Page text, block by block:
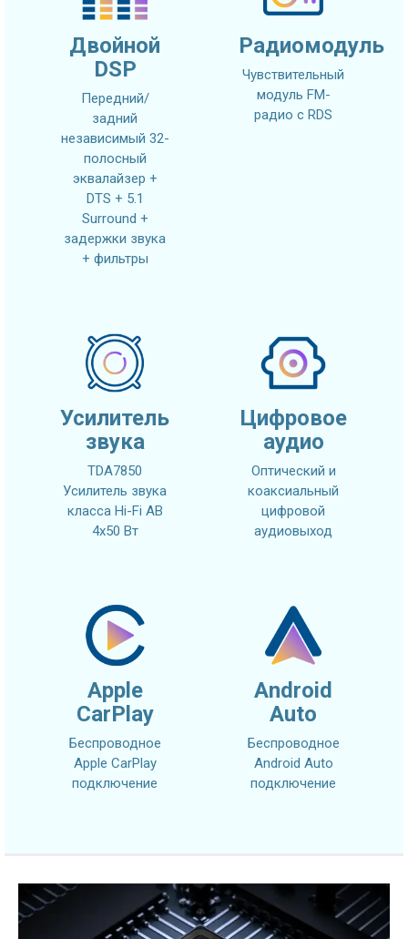
Двойной
DSP
Передний/
задний
независимый 32-
полосный
эквалайзер +
DTS + 5.1
Surround +
задержки звука
+ фильтры
Радиомодуль
Чувствительный
модуль FM-
радио с RDS
Усилитель
звука
TDA7850
Усилитель звука
класса Hi-Fi AB
4x50 Вт
Цифровое
аудио
Оптический и
коаксиальный
цифровой
аудиовыход
Apple
CarPlay
Беспроводное
Apple CarPlay
подключение
Android
Auto
Беспроводное
Android Auto
подключение